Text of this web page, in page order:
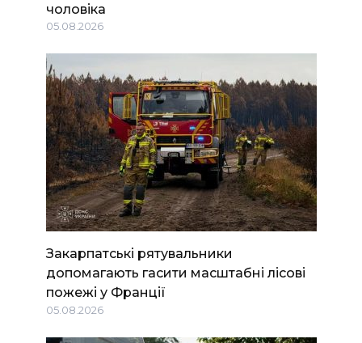
чоловіка
05.08.2026
Закарпатські рятувальники
допомагають гасити масштабні лісові
пожежі у Франції
05.08.2026